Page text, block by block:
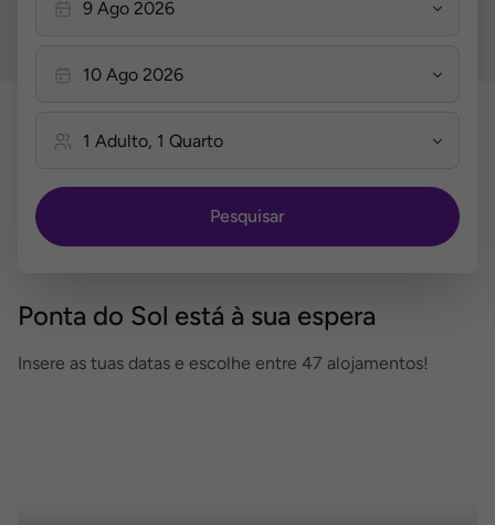
Pesquisar
Ponta do Sol está à sua espera
Insere as tuas datas e escolhe entre 47 alojamentos!